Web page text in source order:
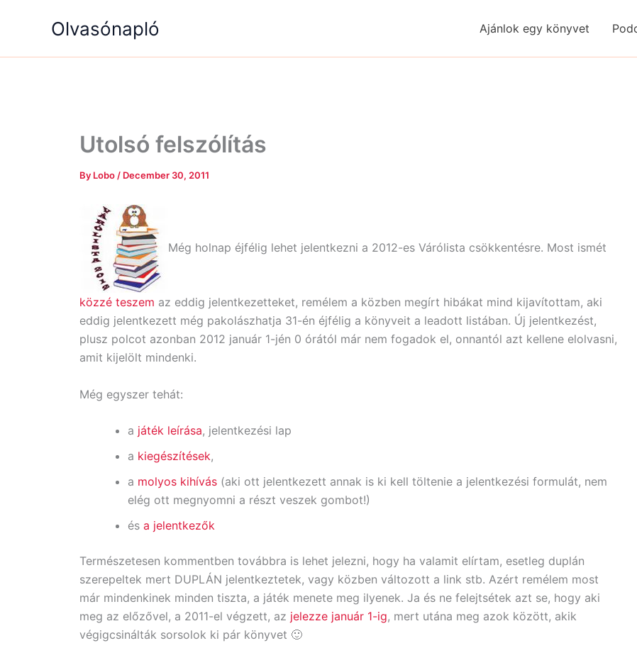
Olvasónapló Ajánlok egy könyvet
Utolsó felszólítás
By Lobo / December 30, 2011
Még holnap éjfélig lehet jelentkezni a 2012-es Várólista csökkentésre. Most ismét
közzé teszem az eddig jelentkezetteket, remélem a közben megírt hibákat mind kijavítottam, aki
eddig jelentkezett még pakolászhatja 31-én éjfélig a könyveit a leadott listában. Új jelentkezést,
plusz polcot azonban 2012 január 1-jén 0 órától már nem fogadok el, onnantól azt kellene elolvasni,
amit kijelölt mindenki.
Még egyszer tehát:
a játék leírása, jelentkezési lap
a kiegészítések,
a molyos kihívás (aki ott jelentkezett annak is ki kell töltenie a jelentkezési formulát, nem
elég ott megnyomni a részt veszek gombot!)
és a jelentkezők
Természetesen kommentben továbbra is lehet jelezni, hogy ha valamit elírtam, esetleg duplán
szerepeltek mert DUPLÁN jelentkeztetek, vagy közben változott a link stb. Azért remélem most
már mindenkinek minden tiszta, a játék menete meg ilyenek. Ja és ne felejtsétek azt se, hogy aki
meg az előzővel, a 2011-el végzett, az jelezze január 1-ig, mert utána meg azok között, akik
végigcsinálták sorsolok ki pár könyvet 🙂